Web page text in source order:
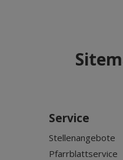
Service
Stellenangebote
Pfarrblattservice